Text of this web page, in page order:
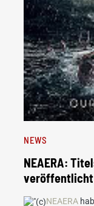
NEWS
NEAERA:
veröffentlicht
NEAERA